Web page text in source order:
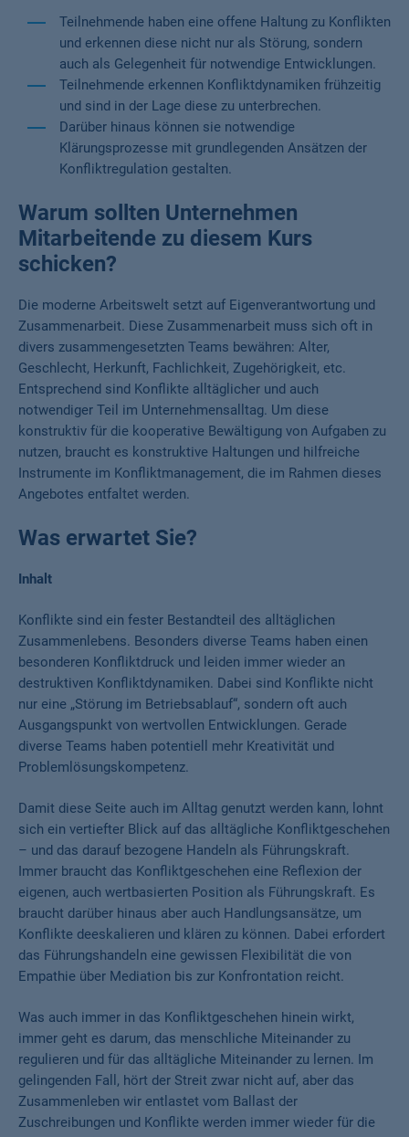
Teilnehmende haben eine offene Haltung zu Konflikten
und erkennen diese nicht nur als Störung, sondern
auch als Gelegenheit für notwendige Entwicklungen.
Teilnehmende erkennen Konfliktdynamiken frühzeitig
und sind in der Lage diese zu unterbrechen.
Darüber hinaus können sie notwendige
Klärungsprozesse mit grundlegenden Ansätzen der
Konfliktregulation gestalten.
Warum sollten Unternehmen
Mitarbeitende zu diesem Kurs
schicken?
Die moderne Arbeitswelt setzt auf Eigenverantwortung und
Zusammenarbeit. Diese Zusammenarbeit muss sich oft in
divers zusammengesetzten Teams bewähren: Alter,
Geschlecht, Herkunft, Fachlichkeit, Zugehörigkeit, etc.
Entsprechend sind Konflikte alltäglicher und auch
notwendiger Teil im Unternehmensalltag. Um diese
konstruktiv für die kooperative Bewältigung von Aufgaben zu
nutzen, braucht es konstruktive Haltungen und hilfreiche
Instrumente im Konfliktmanagement, die im Rahmen dieses
Angebotes entfaltet werden.
Was erwartet Sie?
Inhalt
Konflikte sind ein fester Bestandteil des alltäglichen
Zusammenlebens. Besonders diverse Teams haben einen
besonderen Konfliktdruck und leiden immer wieder an
destruktiven Konfliktdynamiken. Dabei sind Konflikte nicht
nur eine „Störung im Betriebsablauf“, sondern oft auch
Ausgangspunkt von wertvollen Entwicklungen. Gerade
diverse Teams haben potentiell mehr Kreativität und
Problemlösungskompetenz.
Damit diese Seite auch im Alltag genutzt werden kann, lohnt
sich ein vertiefter Blick auf das alltägliche Konfliktgeschehen
– und das darauf bezogene Handeln als Führungskraft.
Immer braucht das Konfliktgeschehen eine Reflexion der
eigenen, auch wertbasierten Position als Führungskraft. Es
braucht darüber hinaus aber auch Handlungsansätze, um
Konflikte deeskalieren und klären zu können. Dabei erfordert
das Führungshandeln eine gewissen Flexibilität die von
Empathie über Mediation bis zur Konfrontation reicht.
Was auch immer in das Konfliktgeschehen hinein wirkt,
immer geht es darum, das menschliche Miteinander zu
regulieren und für das alltägliche Miteinander zu lernen. Im
gelingenden Fall, hört der Streit zwar nicht auf, aber das
Zusammenleben wir entlastet vom Ballast der
Zuschreibungen und Konflikte werden immer wieder für die